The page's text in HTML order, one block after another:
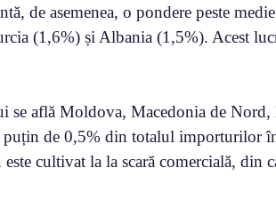
de asemenea, o pondere peste
(1,6%) și Albania (1,5%). Acest
se află Moldova, Macedonia de
puțin de 0,5% din totalul importurilor
este cultivat la la scară comercială,